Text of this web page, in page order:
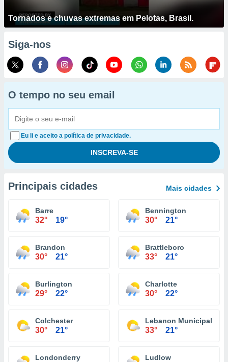
Tornados e chuvas extremas em Pelotas, Brasil.
Siga-nos
O tempo no seu email
Eu li e aceito a política de privacidade.
Principais cidades Mais cidades
Barre
32° 19°
Bennington
30° 21°
Brandon
30° 21°
Brattleboro
33° 21°
Burlington
29° 22°
Charlotte
30° 22°
Colchester
30° 21°
Lebanon Municipal
33° 21°
Londonderry Ludlow